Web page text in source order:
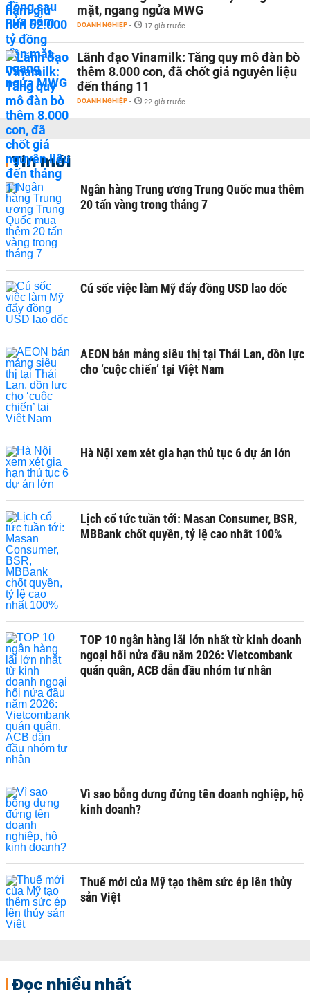
mặt, ngang ngửa MWG
DOANH NGHIỆP - 17 giờ trước
Lãnh đạo Vinamilk: Tăng quy mô đàn bò
thêm 8.000 con, đã chốt giá nguyên liệu
đến tháng 11
DOANH NGHIỆP - 22 giờ trước
Tin mới
Ngân hàng Trung ương Trung Quốc mua thêm
20 tấn vàng trong tháng 7
Cú sốc việc làm Mỹ đẩy đồng USD lao dốc
AEON bán mảng siêu thị tại Thái Lan, dồn lực
cho ‘cuộc chiến’ tại Việt Nam
Hà Nội xem xét gia hạn thủ tục 6 dự án lớn
Lịch cổ tức tuần tới: Masan Consumer, BSR,
MBBank chốt quyền, tỷ lệ cao nhất 100%
TOP 10 ngân hàng lãi lớn nhất từ kinh doanh
ngoại hối nửa đầu năm 2026: Vietcombank
quán quân, ACB dẫn đầu nhóm tư nhân
Vì sao bỗng dưng đứng tên doanh nghiệp, hộ
kinh doanh?
Thuế mới của Mỹ tạo thêm sức ép lên thủy
sản Việt
Đọc nhiều nhất